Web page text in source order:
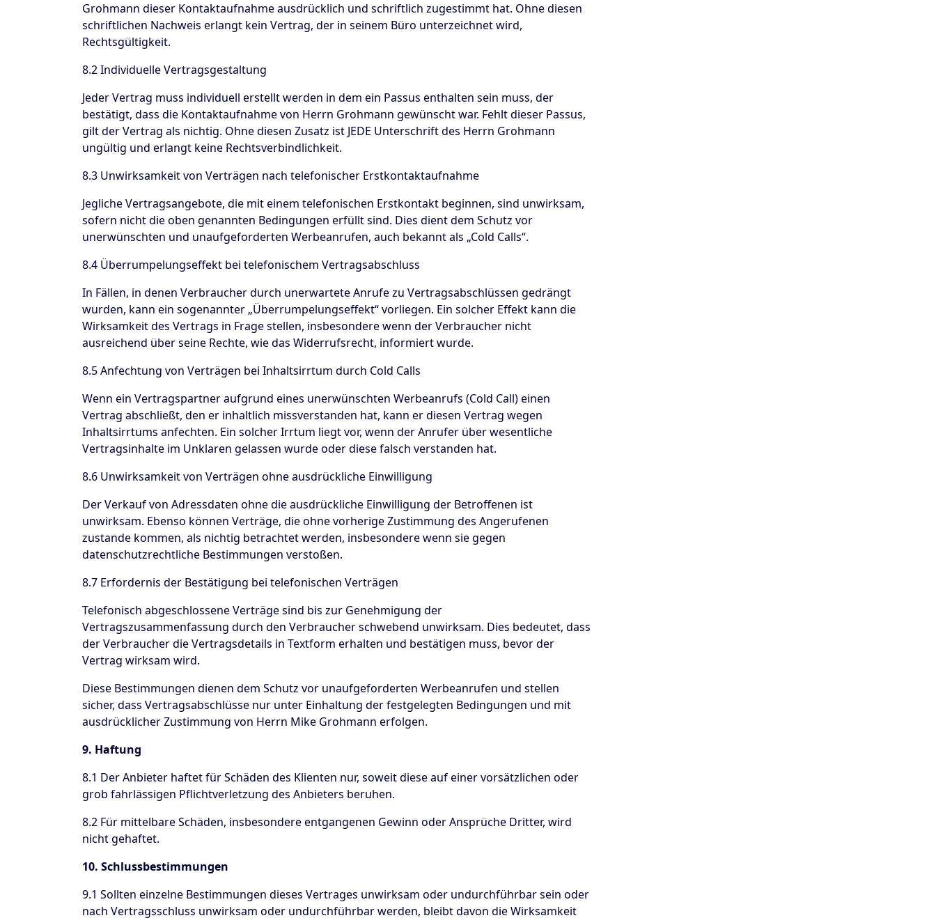
Grohmann dieser Kontaktaufnahme ausdrücklich und schriftlich zugestimmt hat. Ohne diesen
schriftlichen Nachweis erlangt kein Vertrag, der in seinem Büro unterzeichnet wird,
Rechtsgültigkeit.
8.2 Individuelle Vertragsgestaltung
Jeder Vertrag muss individuell erstellt werden in dem ein Passus enthalten sein muss, der
bestätigt, dass die Kontaktaufnahme von Herrn Grohmann gewünscht war. Fehlt dieser Passus,
gilt der Vertrag als nichtig. Ohne diesen Zusatz ist JEDE Unterschrift des Herrn Grohmann
ungültig und erlangt keine Rechtsverbindlichkeit.
8.3 Unwirksamkeit von Verträgen nach telefonischer Erstkontaktaufnahme
Jegliche Vertragsangebote, die mit einem telefonischen Erstkontakt beginnen, sind unwirksam,
sofern nicht die oben genannten Bedingungen erfüllt sind. Dies dient dem Schutz vor
unerwünschten und unaufgeforderten Werbeanrufen, auch bekannt als „Cold Calls“.
8.4 Überrumpelungseffekt bei telefonischem Vertragsabschluss
In Fällen, in denen Verbraucher durch unerwartete Anrufe zu Vertragsabschlüssen gedrängt
wurden, kann ein sogenannter „Überrumpelungseffekt“ vorliegen. Ein solcher Effekt kann die
Wirksamkeit des Vertrags in Frage stellen, insbesondere wenn der Verbraucher nicht
ausreichend über seine Rechte, wie das Widerrufsrecht, informiert wurde.
8.5 Anfechtung von Verträgen bei Inhaltsirrtum durch Cold Calls
Wenn ein Vertragspartner aufgrund eines unerwünschten Werbeanrufs (Cold Call) einen
Vertrag abschließt, den er inhaltlich missverstanden hat, kann er diesen Vertrag wegen
Inhaltsirrtums anfechten. Ein solcher Irrtum liegt vor, wenn der Anrufer über wesentliche
Vertragsinhalte im Unklaren gelassen wurde oder diese falsch verstanden hat.
8.6 Unwirksamkeit von Verträgen ohne ausdrückliche Einwilligung
Der Verkauf von Adressdaten ohne die ausdrückliche Einwilligung der Betroffenen ist
unwirksam. Ebenso können Verträge, die ohne vorherige Zustimmung des Angerufenen
zustande kommen, als nichtig betrachtet werden, insbesondere wenn sie gegen
datenschutzrechtliche Bestimmungen verstoßen.
8.7 Erfordernis der Bestätigung bei telefonischen Verträgen
Telefonisch abgeschlossene Verträge sind bis zur Genehmigung der
Vertragszusammenfassung durch den Verbraucher schwebend unwirksam. Dies bedeutet, dass
der Verbraucher die Vertragsdetails in Textform erhalten und bestätigen muss, bevor der
Vertrag wirksam wird.
Diese Bestimmungen dienen dem Schutz vor unaufgeforderten Werbeanrufen und stellen
sicher, dass Vertragsabschlüsse nur unter Einhaltung der festgelegten Bedingungen und mit
ausdrücklicher Zustimmung von Herrn Mike Grohmann erfolgen.
9. Haftung
8.1 Der Anbieter haftet für Schäden des Klienten nur, soweit diese auf einer vorsätzlichen oder
grob fahrlässigen Pflichtverletzung des Anbieters beruhen.
8.2 Für mittelbare Schäden, insbesondere entgangenen Gewinn oder Ansprüche Dritter, wird
nicht gehaftet.
10. Schlussbestimmungen
9.1 Sollten einzelne Bestimmungen dieses Vertrages unwirksam oder undurchführbar sein oder
nach Vertragsschluss unwirksam oder undurchführbar werden, bleibt davon die Wirksamkeit